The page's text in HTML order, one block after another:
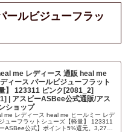
ールビジューフラッ
me レディース 通販 heal me
ィース パールビジューフラット
】 123311 ピンク[2081_2]
| アスビーASBee公式通販/アス
ショップ
me レディース heal me ヒールミー レデ
ューフラットシューズ【軽量】 123311
ASBee公式】ポイント5%還元。3,278